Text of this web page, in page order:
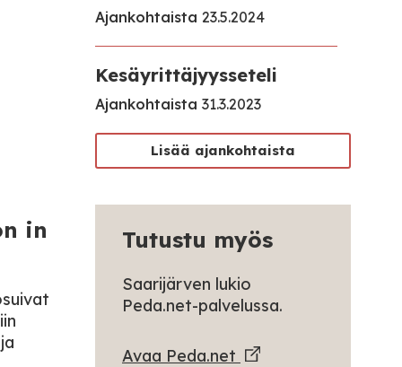
in
Ajankohtaista 23.5.2024
Kesäyrittäjyysseteli
Ajankohtaista 31.3.2023
Lisää ajankohtaista
Tutustu myös
Saarijärven lukio
Peda.net-palvelussa.
Avaa Peda.net